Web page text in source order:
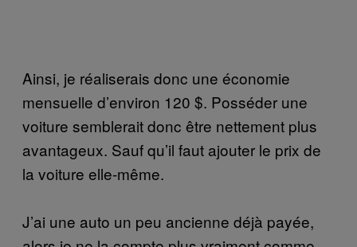
Ainsi, je réaliserais donc une économie
mensuelle d’environ 120 $. Posséder une
voiture semblerait donc être nettement plus
avantageux. Sauf qu’il faut ajouter le prix de
la voiture elle-même.
J’ai une auto un peu ancienne déjà payée,